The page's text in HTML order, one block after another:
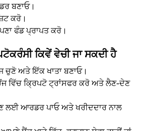
ਬਣਾਓ।
ਕਰੋ।
ਫੰਡ ਪ੍ਰਾਪਤ ਕਰੋ।
ਕਿਵੇਂ ਵੇਚੀ ਜਾ ਸਕਦੀ ਹੈ
ਅਤੇ ਇੱਕ ਖਾਤਾ ਬਣਾਓ।
ਵਿੱਚ ਕ੍ਰਿਪਟੋ ਟ੍ਰਾਂਸਫਰ ਕਰੋ ਅਤੇ ਲੈਣ-ਦੇਣ
ਲਈ ਆਰਡਰ ਪਾਓ ਅਤੇ ਖਰੀਦਦਾਰ ਨਾਲ